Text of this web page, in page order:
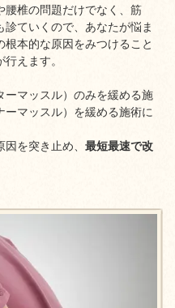
腰椎の問題だけでなく、筋
ていくので、あなたが悩ま
本的な原因をみつけること
えます。
ーマッスル）のみを緩める施
マッスル）を緩める施術に
を突き止め、 最短最速で改